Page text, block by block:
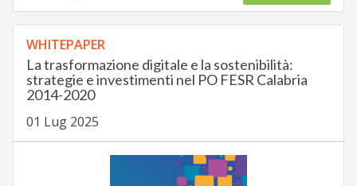
WHITEPAPER
La trasformazione digitale e la sostenibilità:
strategie e investimenti nel PO FESR Calabria
2014-2020
01 Lug 2025